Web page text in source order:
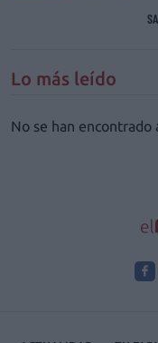
Lo más leído
No se han encontrado